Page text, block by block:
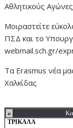
Αθλητικούς Αγώνες
Μοιραστείτε
ΠΣΔ και το
webmail.sch.gr/
Τα Erasmus νέα
Χαλκίδας